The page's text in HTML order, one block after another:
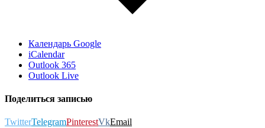
Календарь Google
iCalendar
Outlook 365
Outlook Live
Поделиться записью
TwitterTelegramPinterestVkEmail